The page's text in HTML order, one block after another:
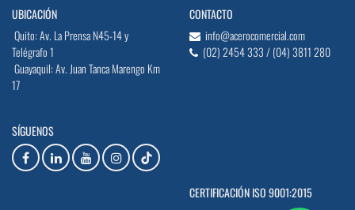
UBICACIÓN
Quito: Av. La Prensa N45-14 y
Telégrafo 1
Guayaquil: Av. Juan Tanca Marengo Km
17
CONTACTO
info@acerocomercial.com
(02) 2454 333 / (04) 3811 280
SÍGUENOS
CERTIFICACIÓN ISO 9001:2015